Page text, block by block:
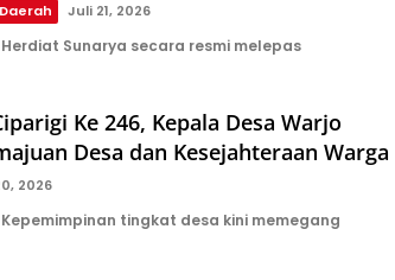
Daerah Juli 21, 2026
Sunarya secara resmi melepas
Ke 246, Kepala Desa Warjo
Desa dan Kesejahteraan Warga
2026
Kepemimpinan tingkat desa kini memegang